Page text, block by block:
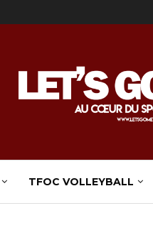
TFOC VOLLEYBALL